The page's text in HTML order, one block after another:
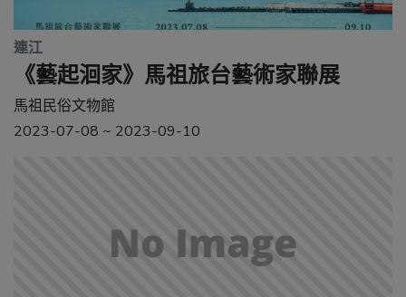
連江
《藝起洄家》馬祖旅台藝術家聯展
馬祖民俗文物館
2023-07-08 ~ 2023-09-10